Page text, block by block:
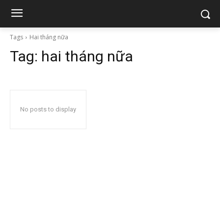
Tags Hai tháng nữa
Tag: hai tháng nữa
No posts to display